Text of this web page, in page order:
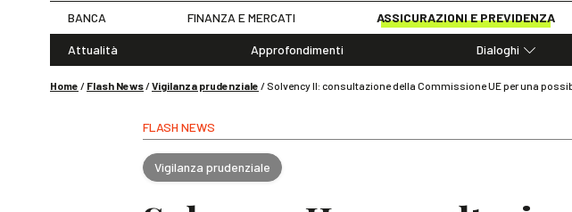
BANCA FINANZA E MERCATI ASSICURAZIONI E PREVIDENZA
Attualità Approfondimenti
Dialoghi
Home / Flash News/Vigilanza prudenziale / Solvency II: consultazione della Commissione UE per una
FLASH NEWS
Vigilanza prudenziale